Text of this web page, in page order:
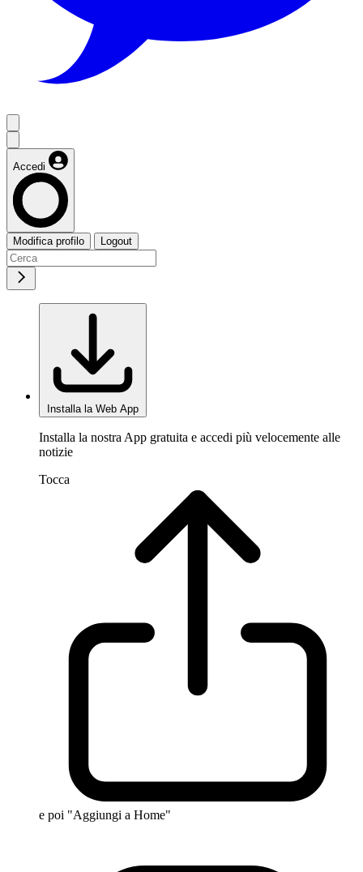
Accedi
Modifica profilo Logout
Installa la Web App
Installa la nostra App gratuita e accedi più velocemente alle
notizie
Tocca
e poi "Aggiungi a Home"